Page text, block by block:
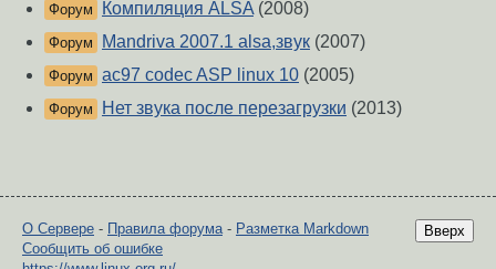
Форум Компиляция ALSA (2008)
Форум Mandriva 2007.1 alsa,звук (2007)
Форум ac97 codec ASP linux 10 (2005)
Форум Нет звука после перезагрузки (2013)
Вверх
О Сервере - Правила форума- Разметка Markdown
Сообщить об ошибке